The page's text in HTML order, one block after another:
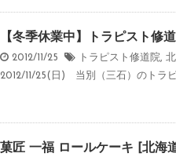
【冬季休業中】トラピスト修
2012/11/25 トラピスト修道院,
2012/11/25(日) 当別（三石）のトラ
菓匠 一福 ロールケーキ [北海